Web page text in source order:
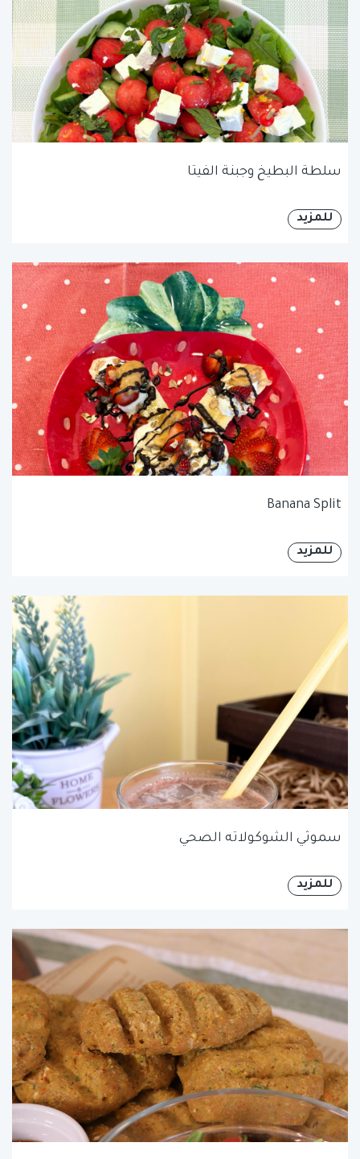
سلطة البطيخ وجبنة الفيتا
للمزيد
Banana Split
للمزيد
سموثي الشوكولاته الصحي
للمزيد